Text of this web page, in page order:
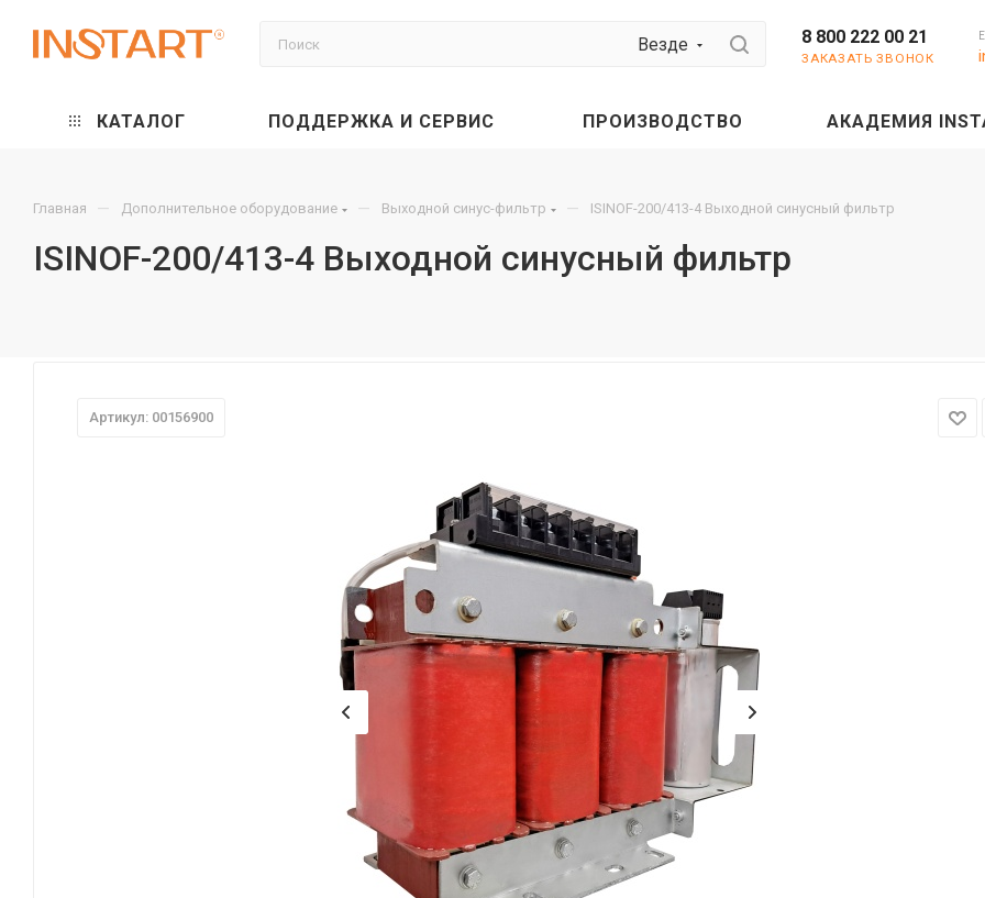
Везде 8 800 222 00 21
ЗАКАЗАТЬ ЗВОНОК
КАТАЛОГ ПОДДЕРЖКА И СЕРВИС ПРОИЗВОДСТВО АКАДЕМИЯ
Главная — Дополнительное оборудование — Выходной синус-фильтр — ISINOF-200/413-4 Выходной синусный фильтр
ISINOF-200/413-4 Выходной синусный фильтр
Артикул: 00156900